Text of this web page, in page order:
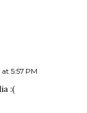
5:57 PM
:(